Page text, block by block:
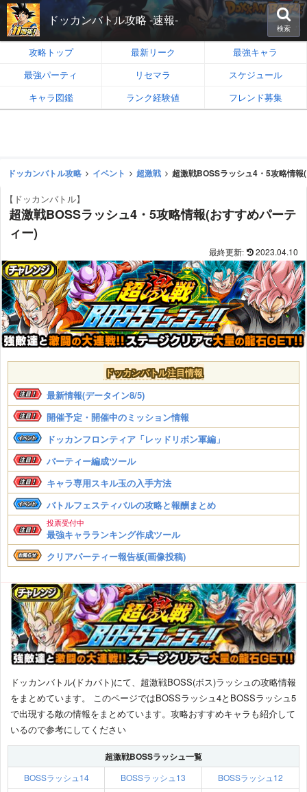
ドッカンバトル攻略 -速報-
検索
攻略トップ 最新リーク
最強キャラ
最強パーティ
リセマラ
スケジュール
キャラ図鑑
ランク経験値 フレンド募集
ドッカンバトル攻略 イベント 超激戦 超激戦BOSSラッシュ4・5攻略情
【ドッカンバトル】
超激戦BOSSラッシュ4・5攻略情報(おすすめパーテ
ィー)
2023.04.10
ドッカンバトル注目情報
最新情報(データイン8/5)
開催予定・開催中のミッション情報
ドッカンフロンティア「レッドリボン軍編」
パーティー編成ツール
キャラ専用スキル玉の入手方法
バトルフェスティバルの攻略と報酬まとめ
投票受付中
最強キャラランキング作成ツール
クリアパーティー報告板(画像投稿)
ドッカンバトル(ドカバト)にて、超激戦BOSS(ボス)ラッシュの攻略情報
をまとめています。 このページではBOSSラッシュ4とBOSSラッシュ5
で出現する敵の情報をまとめています。攻略おすすめキャラも紹介して
いるので参考にしてください
超激戦BOSSラッシュ一覧
BOSSラッシュ14 BOSSラッシュ13
BOSSラッシュ12